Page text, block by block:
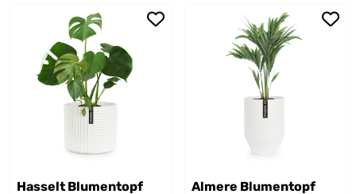
Hasselt Blumentopf Almere Blumentopf